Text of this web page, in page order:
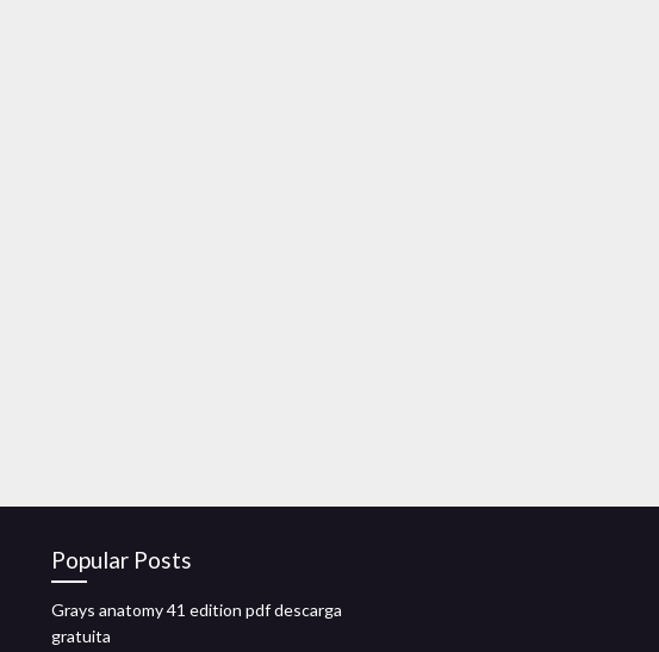
Popular Posts
Grays anatomy 41 edition pdf descarga
gratuita